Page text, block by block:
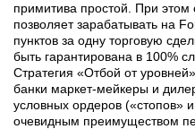
примитива простой. При этом
позволяет зарабатывать на
пунктов за одну торговую
быть гарантирована в 100%
Стратегия «Отбой от
банки маркет-мейкеры и
условных ордеров («стопов»
очевидным преимуществом